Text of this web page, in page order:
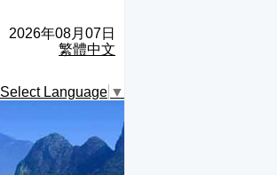
2026年08月07日
繁體中文
Select Language ▼